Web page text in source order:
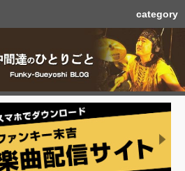
category